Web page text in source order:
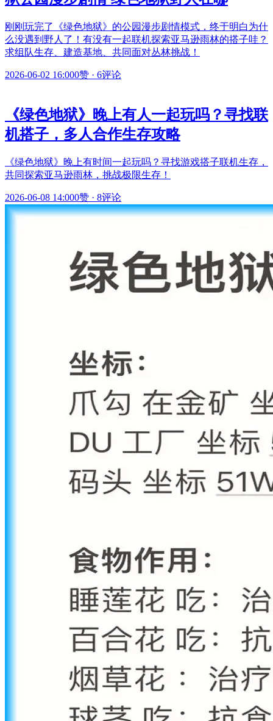
刚刚玩完了《绿色地狱》的公园漫步剧情模式，终于明白为什
么没遇到野人了！有没有一起联机探索亚马逊雨林的搭子哇？
求组队生存、建造基地、共同面对丛林挑战！
2026-06-02 16:000赞 · 6评论
《绿色地狱》晚上有人一起玩吗？寻找联
机搭子，多人合作生存攻略
《绿色地狱》晚上有时间一起玩吗？寻找游戏搭子联机生存，
共同探索亚马逊雨林，挑战极限生存！
2026-06-08 14:000赞 · 8评论